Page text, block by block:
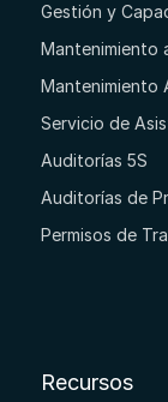
Gestión y
Mantenimiento
Mantenimiento
Servicio de
Auditorías 5S
Auditorías de
Permisos de
Recursos